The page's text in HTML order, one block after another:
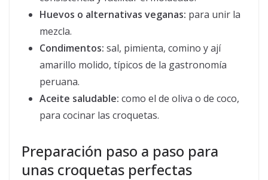
Huevos o alternativas veganas: para unir la
mezcla.
Condimentos: sal, pimienta, comino y ají
amarillo molido, típicos de la gastronomía
peruana.
Aceite saludable: como el de oliva o de coco,
para cocinar las croquetas.
Preparación paso a paso para
unas croquetas perfectas